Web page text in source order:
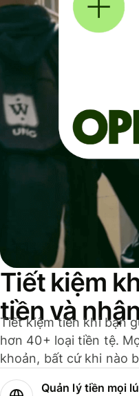
Tiết kiệm
tiền và
Tiết kiệm tiền khi bạn
hơn 40+ loại tiền tệ.
khoản, bất cứ khi nào
Quản lý tiền mọi